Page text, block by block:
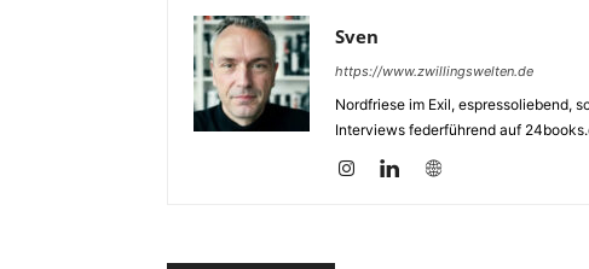
Sven
https://www.zwillingswelten.de
Nordfriese im Exil, espressoliebend,
Interviews federführend auf